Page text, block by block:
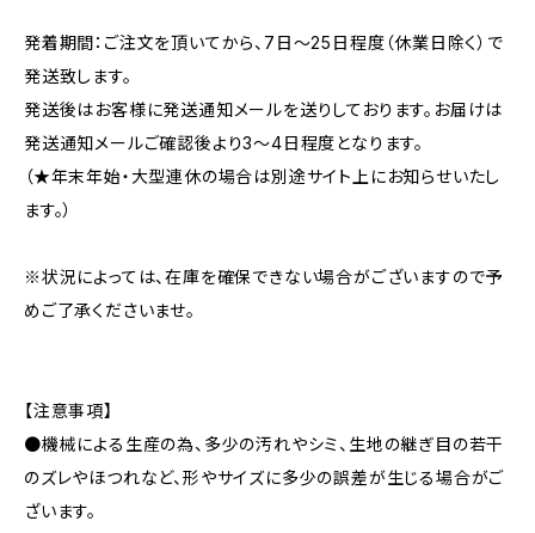
発着期間：ご注文を頂いてから、7日〜25日程度（休業日除く）で
発送致します。
発送後はお客様に発送通知メールを送りしております。お届けは
発送通知メールご確認後より3〜4日程度となります。
（★年末年始・大型連休の場合は別途サイト上にお知らせいたし
ます。）
※状況によっては、在庫を確保できない場合がございますので予
めご了承くださいませ。
【注意事項】
●機械による生産の為、多少の汚れやシミ、生地の継ぎ目の若干
のズレやほつれなど、形やサイズに多少の誤差が生じる場合がご
ざいます。